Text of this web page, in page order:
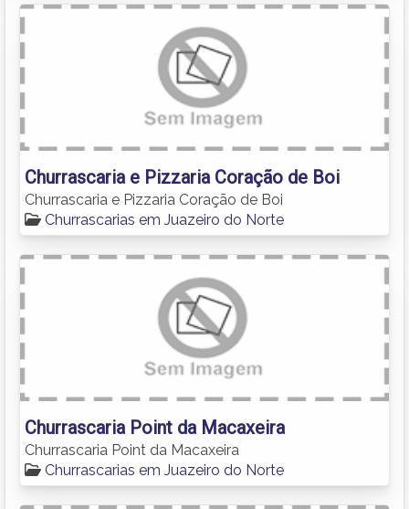
Churrascaria e Pizzaria Coração de Boi
Churrascaria e Pizzaria Coração de Boi
Churrascarias em Juazeiro do Norte
Churrascaria Point da Macaxeira
Churrascaria Point da Macaxeira
Churrascarias em Juazeiro do Norte